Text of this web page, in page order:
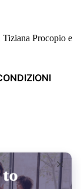
Tiziana Procopio e
reserved.